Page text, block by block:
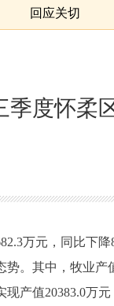
回应关切
季度怀柔
万元，同比下降
。其中，牧业产
值20383.0万元